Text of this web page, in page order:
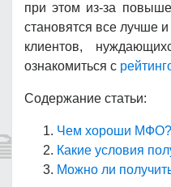
при этом из-за
становятся все лучше
клиентов,
ознакомиться с
Содержание статьи:
Чем хороши МФО?
Какие условия
Можно ли